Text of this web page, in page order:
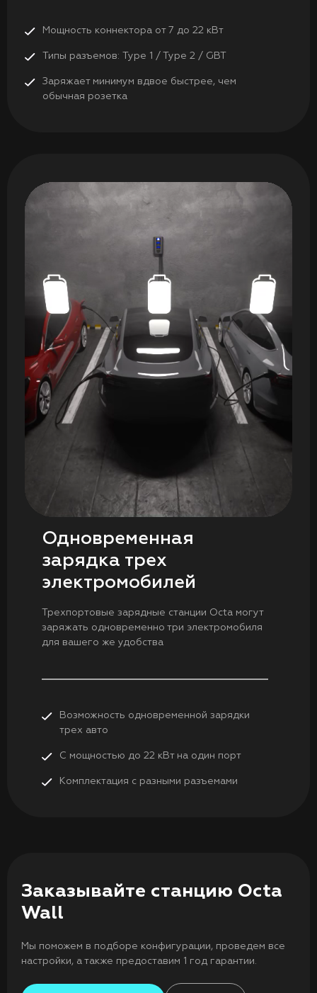
Мощность коннектора от 7 до 22 кВт
Типы разъемов: Type 1 / Type 2 / GBT
Заряжает минимум вдвое быстрее, чем
обычная розетка
Одновременная
зарядка трех
электромобилей
Трехпортовые зарядные станции Octa могут
заряжать одновременно три электромобиля
для вашего же удобства
Возможность одновременной зарядки
трех авто
С мощностью до 22 кВт на один порт
Комплектация с разными разъемами
Заказывайте станцию Octa
Wall
Мы поможем в подборе конфигурации, проведем все
настройки, а также предоставим 1 год гарантии.